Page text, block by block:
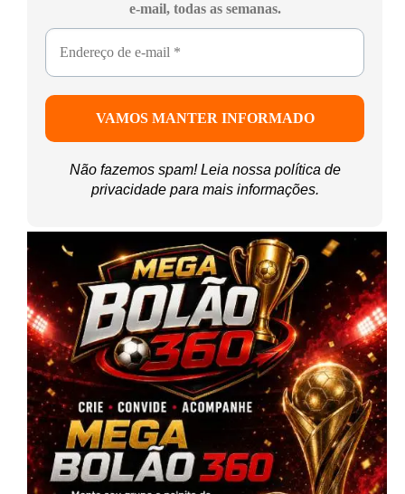
e-mail, todas as semanas.
Não fazemos spam! Leia nossa política de
privacidadepara mais informações.